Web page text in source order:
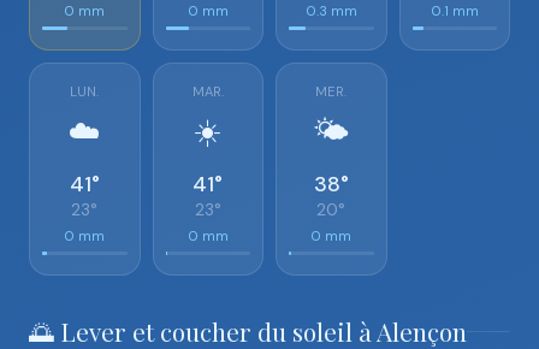
0 mm 0 mm 0.3 mm 0.1 mm
LUN.
☁️
41°
23°
0 mm
MAR.
☀️
41°
23°
0 mm
MER.
🌤️
38°
20°
0 mm
🌅 Lever et coucher du soleil à Alençon